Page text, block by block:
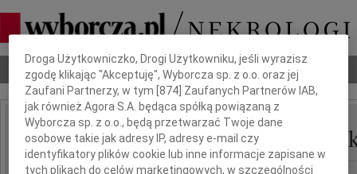
Nekrologi Odeszli Poradnik pogrzebowy
IMIĘ I NAZWISKO: Maria Tatur-
Dbamy o Twoją prywatność
Droga Użytkowniczko, Drogi Użytkowniku, jeśli wyrazisz
zgodę klikając "Akceptuję", Wyborcza sp. z o.o. oraz jej
Zaufani Partnerzy, w tym [874 ] Zaufanych Partnerów IAB,
jak również Agora S.A. będąca spółką powiązaną z
Wyborcza sp. z o.o., będą przetwarzać Twoje dane
osobowe takie jak adresy IP, adresy e-mail czy
identyfikatory plików cookie lub inne informacje zapisane w
tych plikach do celów marketingowych, w szczególności